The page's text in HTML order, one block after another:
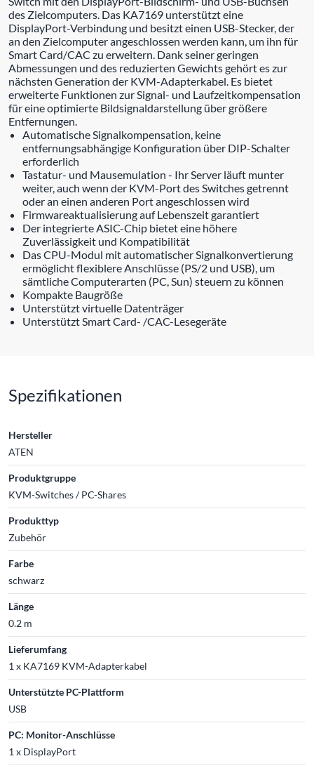
des Zielcomputers. Das KA7169 unterstützt eine
DisplayPort-Verbindung und besitzt einen USB-Stecker, der
an den Zielcomputer angeschlossen werden kann, um ihn für
Smart Card/CAC zu erweitern. Dank seiner geringen
Abmessungen und des reduzierten Gewichts gehört es zur
nächsten Generation der KVM-Adapterkabel. Es bietet
erweiterte Funktionen zur Signal- und Laufzeitkompensation
für eine optimierte Bildsignaldarstellung über größere
Entfernungen.
Automatische Signalkompensation, keine
entfernungsabhängige Konfiguration über DIP-Schalter
erforderlich
Tastatur- und Mausemulation - Ihr Server läuft munter
weiter, auch wenn der KVM-Port des Switches getrennt
oder an einen anderen Port angeschlossen wird
Firmwareaktualisierung auf Lebenszeit garantiert
Der integrierte ASIC-Chip bietet eine höhere
Zuverlässigkeit und Kompatibilität
Das CPU-Modul mit automatischer Signalkonvertierung
ermöglicht flexiblere Anschlüsse (PS/2 und USB), um
sämtliche Computerarten (PC, Sun) steuern zu können
Kompakte Baugröße
Unterstützt virtuelle Datenträger
Unterstützt Smart Card- /CAC-Lesegeräte
Spezifikationen
Hersteller
ATEN
Produktgruppe
KVM-Switches / PC-Shares
Produkttyp
Zubehör
Farbe
schwarz
Länge
0.2 m
Lieferumfang
1 x KA7169 KVM-Adapterkabel
Unterstützte PC-Plattform
USB
PC: Monitor-Anschlüsse
1 x DisplayPort